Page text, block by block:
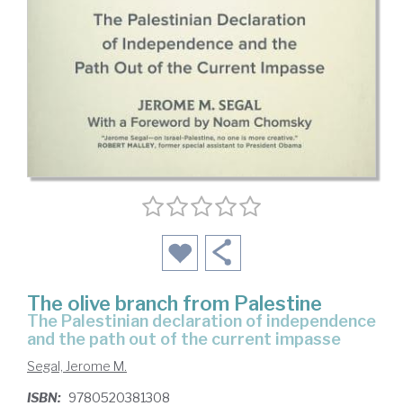
The olive branch from Palestine
the Palestinian declaration of independence
and the path out of the current impasse
Segal, Jerome M.
ISBN: 9780520381308